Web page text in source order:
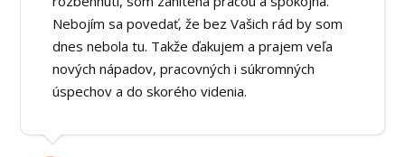
Nebojím sa povedať, že bez Vašich rád by som
dnes nebola tu. Takže ďakujem a prajem veľa
nových nápadov, pracovných i súkromných
úspechov a do skorého videnia.